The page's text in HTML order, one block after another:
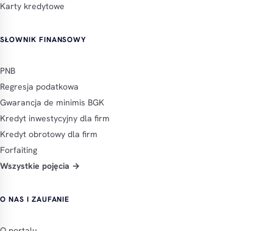
Karty kredytowe
SŁOWNIK FINANSOWY
PNB
Regresja podatkowa
Gwarancja de minimis BGK
Kredyt inwestycyjny dla firm
Kredyt obrotowy dla firm
Forfaiting
Wszystkie pojęcia →
O NAS I ZAUFANIE